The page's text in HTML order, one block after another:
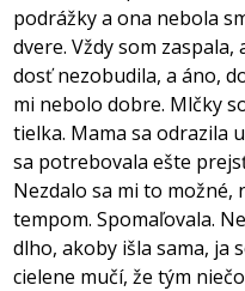
podrážky a ona nebola
dvere. Vždy som
dosť nezobudila, a áno,
mi nebolo dobre. Mlčky
tielka. Mama sa odrazila
sa potrebovala ešte
Nezdalo sa mi to možné,
tempom. Spomaľovala.
dlho, akoby išla sama, ja
cielene mučí, že tým